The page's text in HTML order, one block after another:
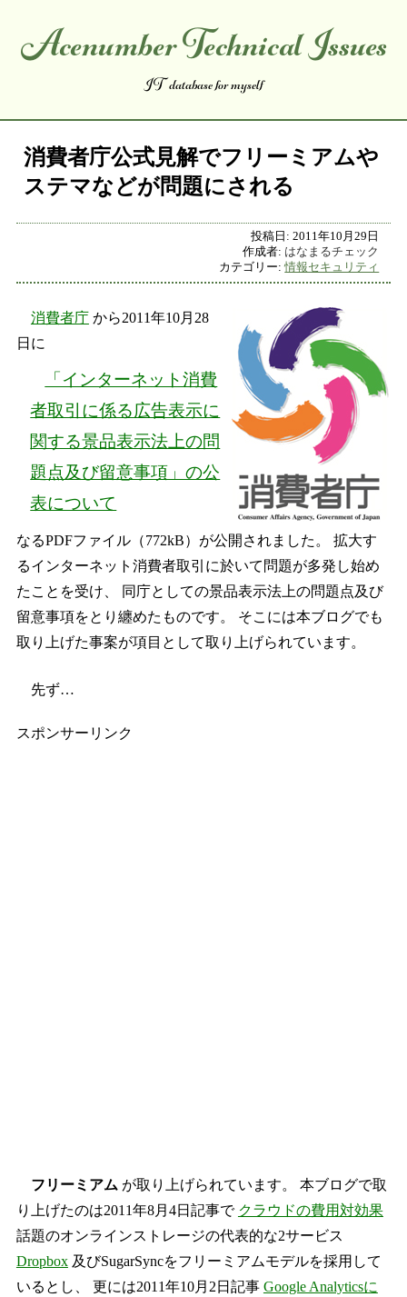
Acenumber Technical Issues
IT database for myself
消費者庁公式見解でフリーミアムや
ステマなどが問題にされる
投稿日:2011年10月29日
作成者: はなまるチェック
カテゴリー:情報セキュリティ
消費者庁から2011年10月28
日に
「インターネット消費
者取引に係る広告表示に
関する景品表示法上の問
題点及び留意事項」の公
表について
なるPDFファイル（772kB）が公開されました。 拡大す
るインターネット消費者取引に於いて問題が多発し始め
たことを受け、 同庁としての景品表示法上の問題点及び
留意事項をとり纏めたものです。 そこには本ブログでも
取り上げた事案が項目として取り上げられています。
先ず…
スポンサーリンク
フリーミアム が取り上げられています。 本ブログで取
り上げたのは2011年8月4日記事で クラウドの費用対効果
話題のオンラインストレージの代表的な2サービス
Dropbox及びSugarSyncをフリーミアムモデルを採用して
いるとし、 更には2011年10月2日記事 Google Analyticsに